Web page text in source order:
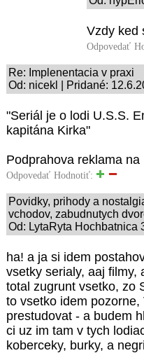
Vzdy ked
Odpovedať
Re: Implenentacia v praxi
Od: nicekl | Pridané:
"Seriál je o lodi U.S.S.
kapitána Kirka"
Podprahova reklama
Odpovedať Hodnotiť:
Povidky, prihody a
vchodov, zabudnutych
Od: LytaRyta Hochbatnica
ha! a ja si idem
vsetky serialy, aaj filmy,
total zugrunt vsetko, zo
to vsetko idem
prestudovat - a budem
ci uz im tam v tych
koberceky, burky, a